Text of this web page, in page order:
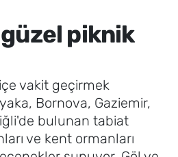
piknik
vakit geçirmek
Bornova, Gaziemir,
bulunan tabiat
ve kent ormanları